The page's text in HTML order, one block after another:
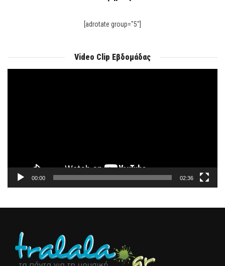
[adrotate group="5"]
Video Clip Εβδομάδας
00:00 02:36